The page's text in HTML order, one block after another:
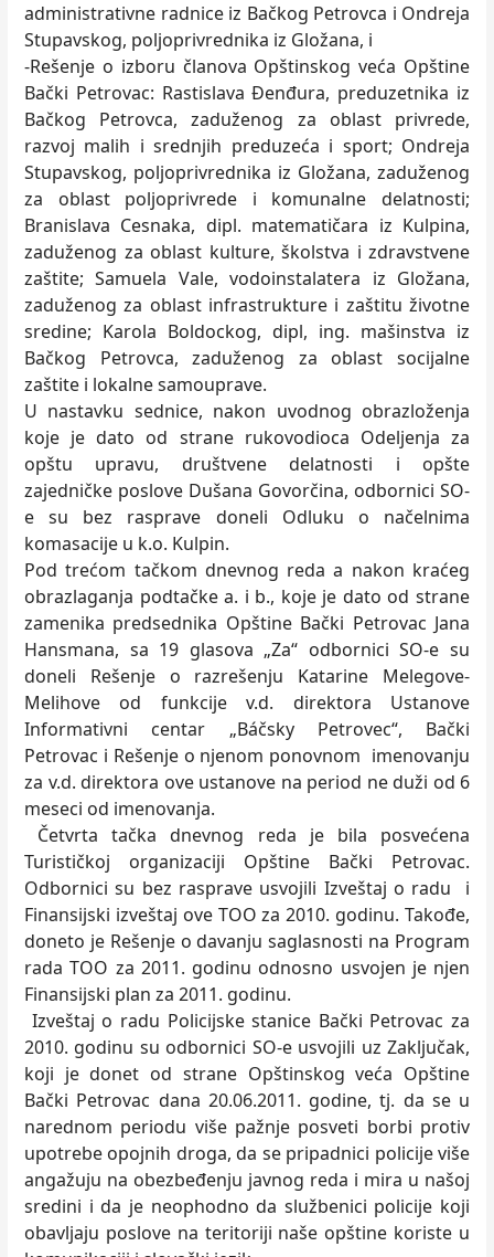
administrativne radnice iz Bačkog Petrovca i Ondreja
Stupavskog, poljoprivrednika iz Gložana, i
-Rešenje o izboru članova Opštinskog veća Opštine
Bački Petrovac: Rastislava Đenđura, preduzetnika iz
Bačkog Petrovca, zaduženog za oblast privrede,
razvoj malih i srednjih preduzeća i sport; Ondreja
Stupavskog, poljoprivrednika iz Gložana, zaduženog
za oblast poljoprivrede i komunalne delatnosti;
Branislava Cesnaka, dipl. matematičara iz Kulpina,
zaduženog za oblast kulture, školstva i zdravstvene
zaštite; Samuela Vale, vodoinstalatera iz Gložana,
zaduženog za oblast infrastrukture i zaštitu životne
sredine; Karola Boldockog, dipl, ing. mašinstva iz
Bačkog Petrovca, zaduženog za oblast socijalne
zaštite i lokalne samouprave.
U nastavku sednice, nakon uvodnog obrazloženja
koje je dato od strane rukovodioca Odeljenja za
opštu upravu, društvene delatnosti i opšte
zajedničke poslove Dušana Govorčina, odbornici SO-
e su bez rasprave doneli Odluku o načelnima
komasacije u k.o. Kulpin.
Pod trećom tačkom dnevnog reda a nakon kraćeg
obrazlaganja podtačke a. i b., koje je dato od strane
zamenika predsednika Opštine Bački Petrovac Jana
Hansmana, sa 19 glasova „Za“ odbornici SO-e su
doneli Rešenje o razrešenju Katarine Melegove-
Melihove od funkcije v.d. direktora Ustanove
Informativni centar „Báčsky Petrovec“, Bački
Petrovac i Rešenje o njenom ponovnom imenovanju
za v.d. direktora ove ustanove na period ne duži od 6
meseci od imenovanja.
Četvrta tačka dnevnog reda je bila posvećena
Turističkoj organizaciji Opštine Bački Petrovac.
Odbornici su bez rasprave usvojili Izveštaj o radu i
Finansijski izveštaj ove TOO za 2010. godinu. Takođe,
doneto je Rešenje o davanju saglasnosti na Program
rada TOO za 2011. godinu odnosno usvojen je njen
Finansijski plan za 2011. godinu.
Izveštaj o radu Policijske stanice Bački Petrovac za
2010. godinu su odbornici SO-e usvojili uz Zaključak,
koji je donet od strane Opštinskog veća Opštine
Bački Petrovac dana 20.06.2011. godine, tj. da se u
narednom periodu više pažnje posveti borbi protiv
upotrebe opojnih droga, da se pripadnici policije više
angažuju na obezbeđenju javnog reda i mira u našoj
sredini i da je neophodno da službenici policije koji
obavljaju poslove na teritoriji naše opštine koriste u